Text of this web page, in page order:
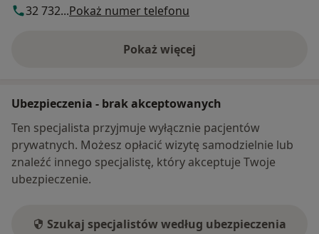
32 732...Pokaż numer telefonu
Pokaż więcej
o adresie
Ubezpieczenia - brak akceptowanych
Ten specjalista przyjmuje wyłącznie pacjentów
prywatnych. Możesz opłacić wizytę samodzielnie lub
znaleźć innego specjalistę, który akceptuje Twoje
ubezpieczenie.
Szukaj specjalistów według ubezpieczenia